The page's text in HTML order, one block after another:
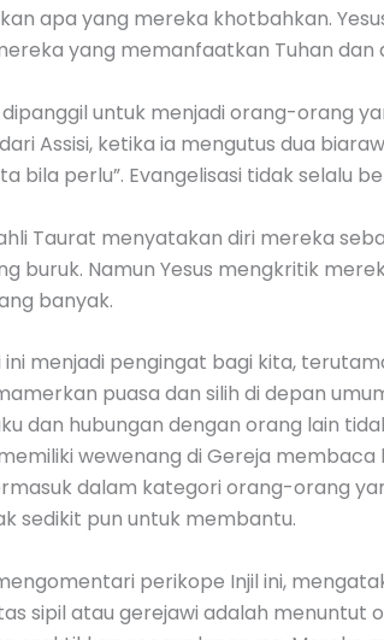
apa yang mereka khotbahkan.
yang memanfaatkan Tuhan dan
dipanggil untuk menjadi orang-orang
Assisi, ketika ia mengutus dua
bila perlu”. Evangelisasi tidak selalu
Taurat menyatakan diri mereka
buruk. Namun Yesus mengkritik
banyak.
ini menjadi pengingat bagi kita,
puasa dan silih di depan
dan hubungan dengan orang lain
wewenang di Gereja
dalam kategori orang-orang
sedikit pun untuk membantu.
perikope Injil ini,
sipil atau gerejawi adalah